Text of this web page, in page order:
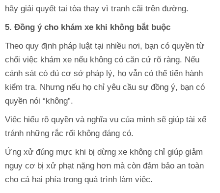
hãy giải quyết tại tòa thay vì tranh cãi trên đường.
5. Đồng ý cho khám xe khi không bắt buộc
Theo quy định pháp luật tại nhiều nơi, bạn có quyền từ
chối việc khám xe nếu không có căn cứ rõ ràng. Nếu
cảnh sát có đủ cơ sở pháp lý, họ vẫn có thể tiến hành
kiểm tra. Nhưng nếu họ chỉ yêu cầu sự đồng ý, bạn có
quyền nói “không”.
Việc hiểu rõ quyền và nghĩa vụ của mình sẽ giúp tài xế
tránh những rắc rối không đáng có.
Ứng xử đúng mực khi bị dừng xe không chỉ giúp giảm
nguy cơ bị xử phạt nặng hơn mà còn đảm bảo an toàn
cho cả hai phía trong quá trình làm việc.